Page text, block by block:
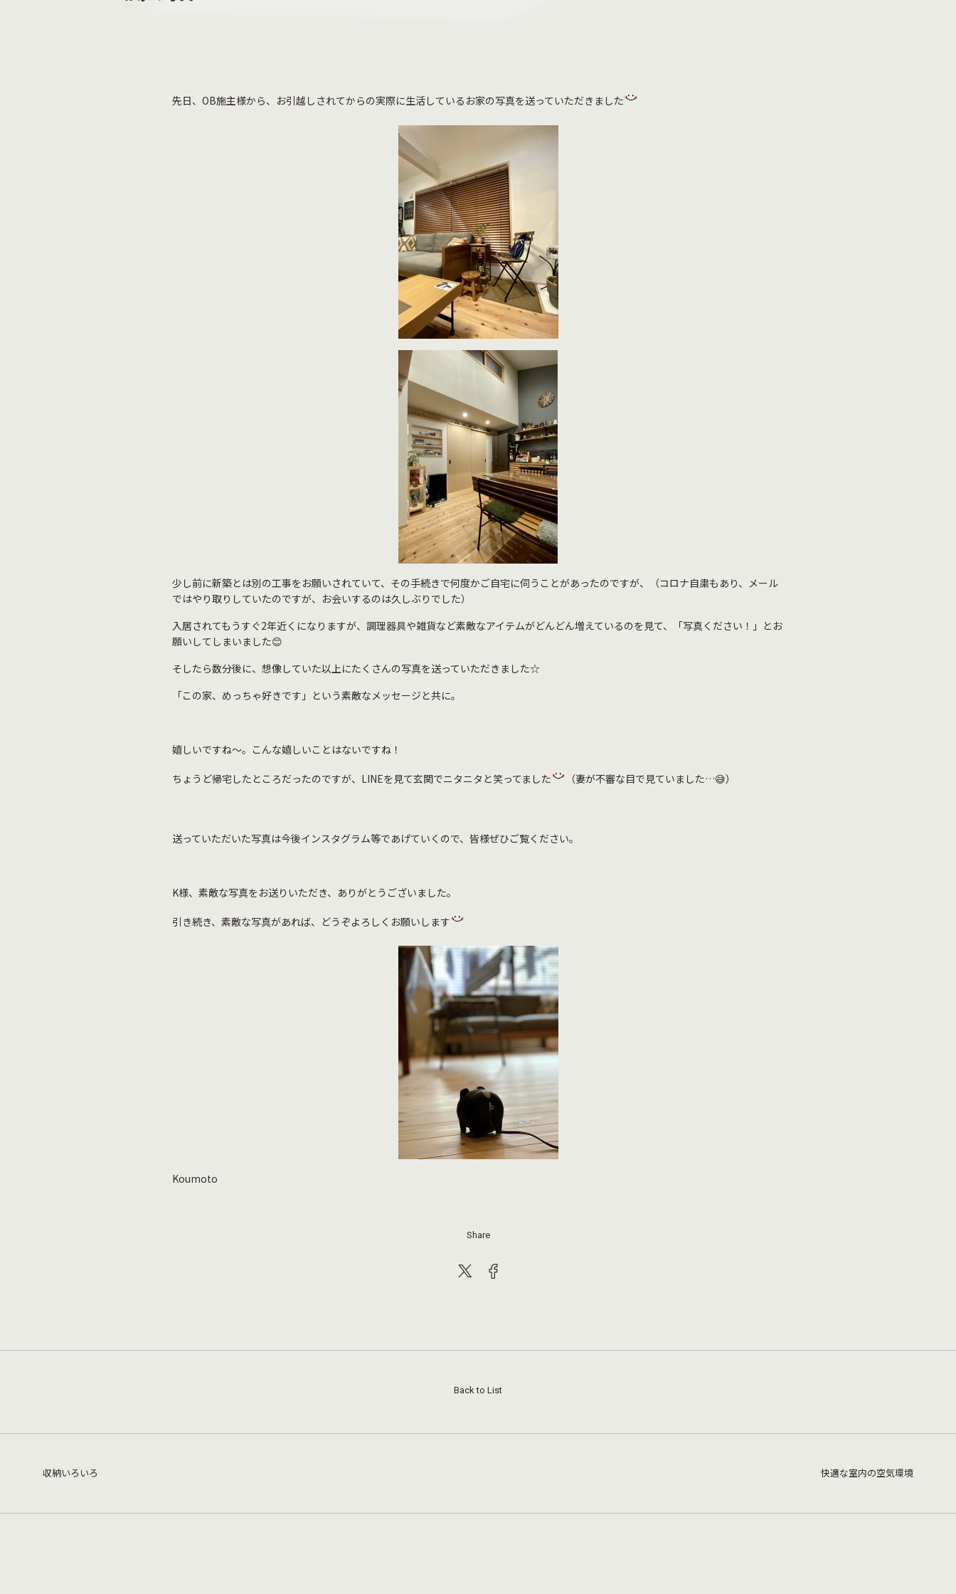
先日、OB施主様から、お引越しされてからの実際に生活しているお家の写真を送っていただきました
少し前に新築とは別の工事をお願いされていて、その手続きで何度かご自宅に伺うことがあったのですが、（コロナ自粛もあり、メール
ではやり取りしていたのですが、お会いするのは久しぶりでした）
入居されてもうすぐ2年近くになりますが、調理器具や雑貨など素敵なアイテムがどんどん増えているのを見て、「写真ください！」とお
願いしてしまいました😊
そしたら数分後に、想像していた以上にたくさんの写真を送っていただきました☆
「この家、めっちゃ好きです」という素敵なメッセージと共に。
嬉しいですね～。こんな嬉しいことはないですね！
ちょうど帰宅したところだったのですが、LINEを見て玄関でニタニタと笑ってました （妻が不審な目で見ていました…😅）
送っていただいた写真は今後インスタグラム等であげていくので、皆様ぜひご覧ください。
K様、素敵な写真をお送りいただき、ありがとうございました。
引き続き、素敵な写真があれば、どうぞよろしくお願いします
Koumoto
Share
Back to List
収納いろいろ 快適な室内の空気環境